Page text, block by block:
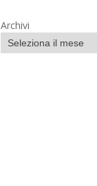
Archivi